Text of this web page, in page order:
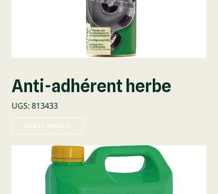
Anti-adhérent herbe
UGS: 813433
VOIR LE PRODUIT